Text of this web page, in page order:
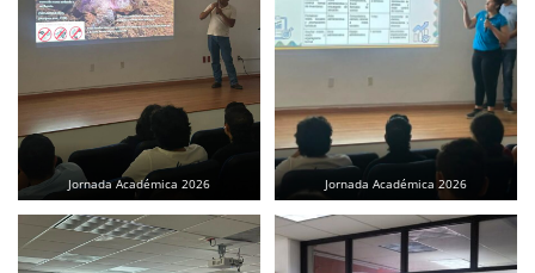
Jornada Académica 2026 Jornada Académica 2026